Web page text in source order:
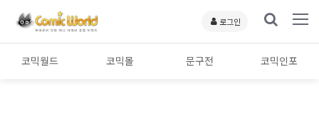
로그인
코믹월드 코믹몰 문구전 코믹인포